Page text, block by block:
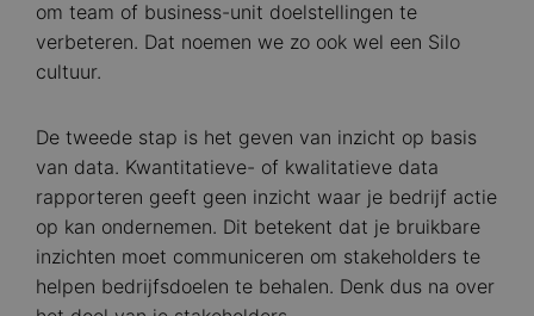
om team of business-unit doelstellingen te
verbeteren. Dat noemen we zo ook wel een Silo
cultuur.
De tweede stap is het geven van inzicht op basis
van data. Kwantitatieve- of kwalitatieve data
rapporteren geeft geen inzicht waar je bedrijf actie
op kan ondernemen. Dit betekent dat je bruikbare
inzichten moet communiceren om stakeholders te
helpen bedrijfsdoelen te behalen. Denk dus na over